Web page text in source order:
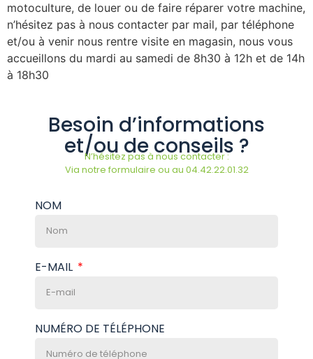
motoculture, de louer ou de faire réparer votre machine,
n’hésitez pas à nous contacter par mail, par téléphone
et/ou à venir nous rentre visite en magasin, nous vous
accueillons du mardi au samedi de 8h30 à 12h et de 14h
à 18h30
Besoin d’informations
et/ou de conseils ?
N’hésitez pas à nous contacter :
Via notre formulaire ou au 04.42.22.01.32
NOM
E-MAIL
NUMÉRO DE TÉLÉPHONE